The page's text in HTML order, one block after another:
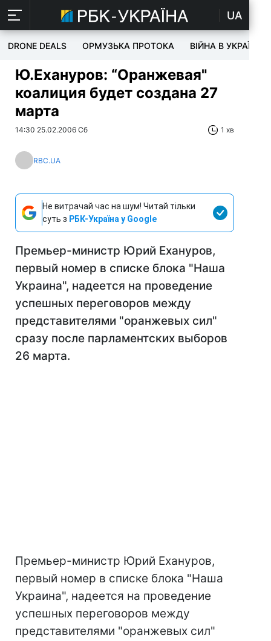
UA
DRONE DEALS ОРМУЗЬКА ПРОТОКА ВІЙНА В УКРАЇНІ
Ю.Ехануров: “Оранжевая"
коалиция будет создана 27
марта
14:30 25.02.2006 Сб 1 хв
RBC.UA
Не витрачай час на шум! Читай тільки
суть з РБК-Україна у Google
Премьер-министр Юрий Ехануров,
первый номер в списке блока "Наша
Украина", надеется на проведение
успешных переговоров между
представителями "оранжевых сил"
сразу после парламентских выборов
26 марта.
Премьер-министр Юрий Ехануров,
первый номер в списке блока "Наша
Украина", надеется на проведение
успешных переговоров между
представителями "оранжевых сил"